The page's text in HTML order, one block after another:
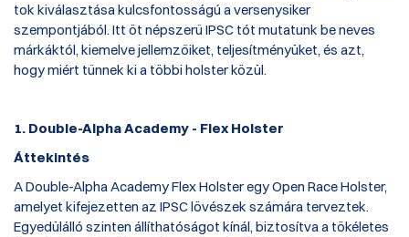
tok kiválasztása kulcsfontosságú a versenysiker
szempontjából. Itt öt népszerű IPSC tót mutatunk be neves
márkáktól, kiemelve jellemzőiket, teljesítményüket, és azt,
hogy miért tűnnek ki a többi holster közül.
1. Double-Alpha Academy - Flex Holster
Áttekintés
ADouble-Alpha Academy Flex Holsteregy Open Race Holster,
amelyet kifejezetten az IPSC lövészek számára terveztek.
Egyedülálló szinten állíthatóságot kínál, biztosítva a tökéletes